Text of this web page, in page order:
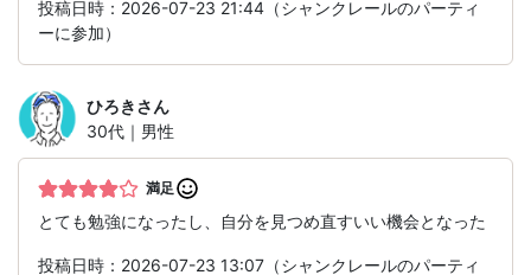
投稿日時：2026-07-23 21:44（シャンクレールのパーティ
ーに参加）
ひろきさん
30代｜男性
満足
とても勉強になったし、自分を見つめ直すいい機会となった
投稿日時：2026-07-23 13:07（シャンクレールのパーティ